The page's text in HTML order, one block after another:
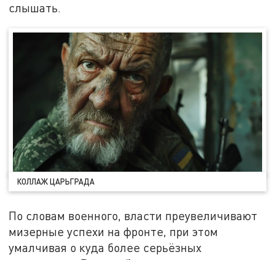
слышать.
КОЛЛАЖ ЦАРЬГРАДА
По словам военного, власти преувеличивают
мизерные успехи на фронте, при этом
умалчивая о куда более серьёзных